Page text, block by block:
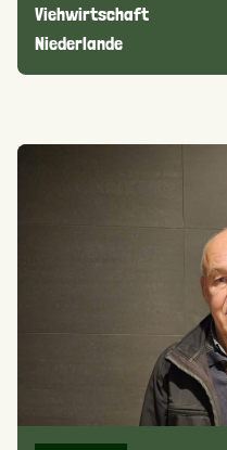
Viehwirtschaft
Niederlande